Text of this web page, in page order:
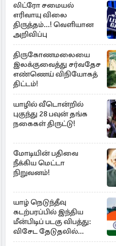
லிட்ரோ சமையல்
எரிவாயு விலை
திருத்தம்...! வெளியான
அறிவிப்பு
திருகோணமலையை
இலக்குவைத்து சர்வதேச
எண்ணெய் விநியோகத்
திட்டம்!
யாழில் வீடொன்றில்
புகுந்து 28 பவுன் தங்க
நகைகள் திருட்டு!
மோடியின் பதிவை
நீக்கிய மெட்டா
நிறுவனம்!
யாழ் நெடுந்தீவு
கடற்பரப்பில் இந்திய
மீன்பிடிப் படகு விபத்து:
விசேட தேடுதலில்
இலங்கை கடற்படை